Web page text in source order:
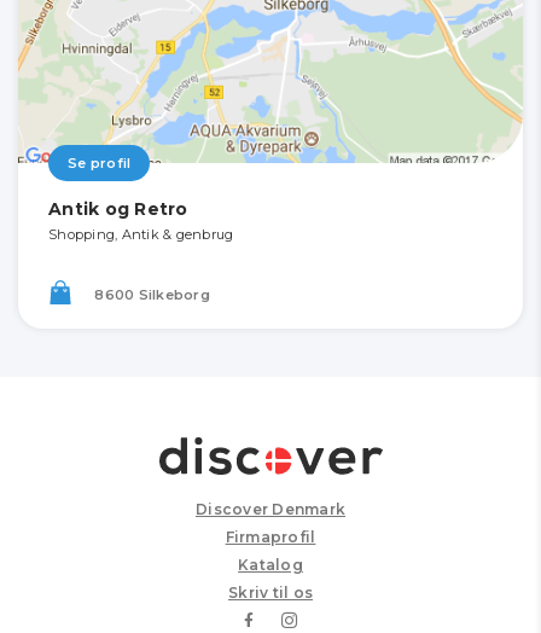
Se profil
Antik og Retro
Shopping, Antik & genbrug
8600 Silkeborg
Discover Denmark
Firmaprofil
Katalog
Skriv til os